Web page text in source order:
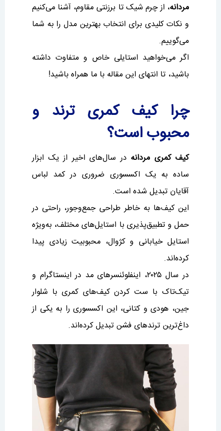
مردانه، از چرم شیک تا برزنتی مقاوم، آشنا می‌کنیم
و نکات کلیدی برای انتخاب بهترین مدل را به شما
می‌گوییم.
اگر می‌خواهید استایلی خاص و متفاوت داشته
باشید، تا انتهای این مقاله با ما همراه باشید!
چرا کیف کمری ترند و
محبوب است؟
کیف کمری مردانه در سال‌های اخیر از یک ابزار
ساده به یک اکسسوری ضروری در کمد لباس
آقایان تبدیل شده است.
این کیف‌ها به خاطر طراحی جمع‌وجور، راحتی در
حمل و تطبیق‌پذیری با استایل‌های مختلف، به‌ویژه
استایل خیابانی و کژوال، محبوبیت زیادی پیدا
کرده‌اند.
در سال ۲۰۲۵، اینفلوئنسرهای مد در اینستاگرام و
تیک‌تاک با ست کردن کیف‌های کمری با شلوار
جین، هودی و کتانی، این اکسسوری را به یکی از
داغ‌ترین ترندهای فشن تبدیل کرده‌اند.